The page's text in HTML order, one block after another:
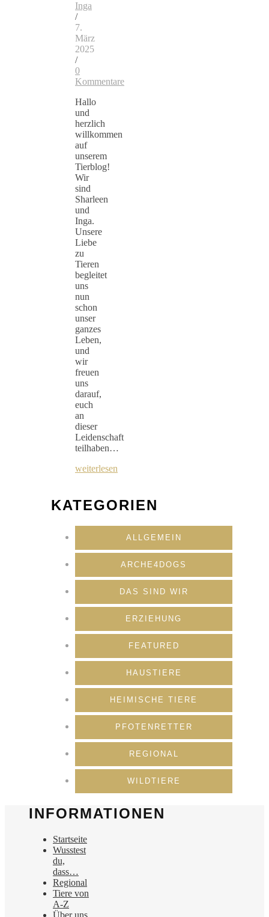
Inga
/
7.
März
2025
/
0
Kommentare
Hallo
und
herzlich
willkommen
auf
unserem
Tierblog!
Wir
sind
Sharleen
und
Inga.
Unsere
Liebe
zu
Tieren
begleitet
uns
nun
schon
unser
ganzes
Leben,
und
wir
freuen
uns
darauf,
euch
an
dieser
Leidenschaft
teilhaben…
weiterlesen
KATEGORIEN
ALLGEMEIN
ARCHE4DOGS
DAS SIND WIR
ERZIEHUNG
FEATURED
HAUSTIERE
HEIMISCHE TIERE
PFOTENRETTER
REGIONAL
WILDTIERE
INFORMATIONEN
Startseite
Wusstest
du,
dass…
Regional
Tiere von
A-Z
Über uns